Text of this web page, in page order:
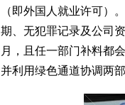
（即外国人就业许可）
期、无犯罪记录及公司
月，且任一部门补料都
并利用绿色通道协调两